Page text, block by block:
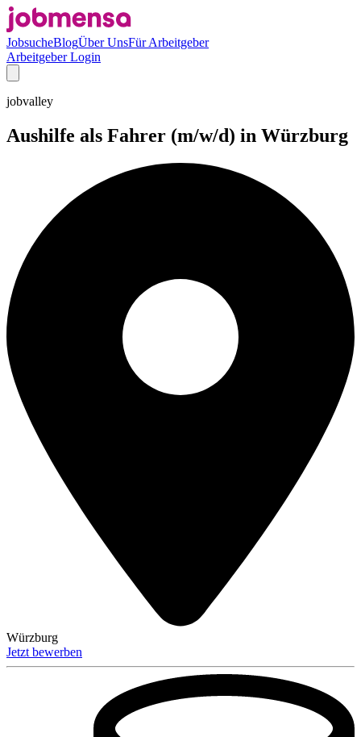
JobsucheBlogÜber UnsFür Arbeitgeber
Arbeitgeber Login
jobvalley
Aushilfe als Fahrer (m/w/d) in Würzburg
Würzburg
Jetzt bewerben